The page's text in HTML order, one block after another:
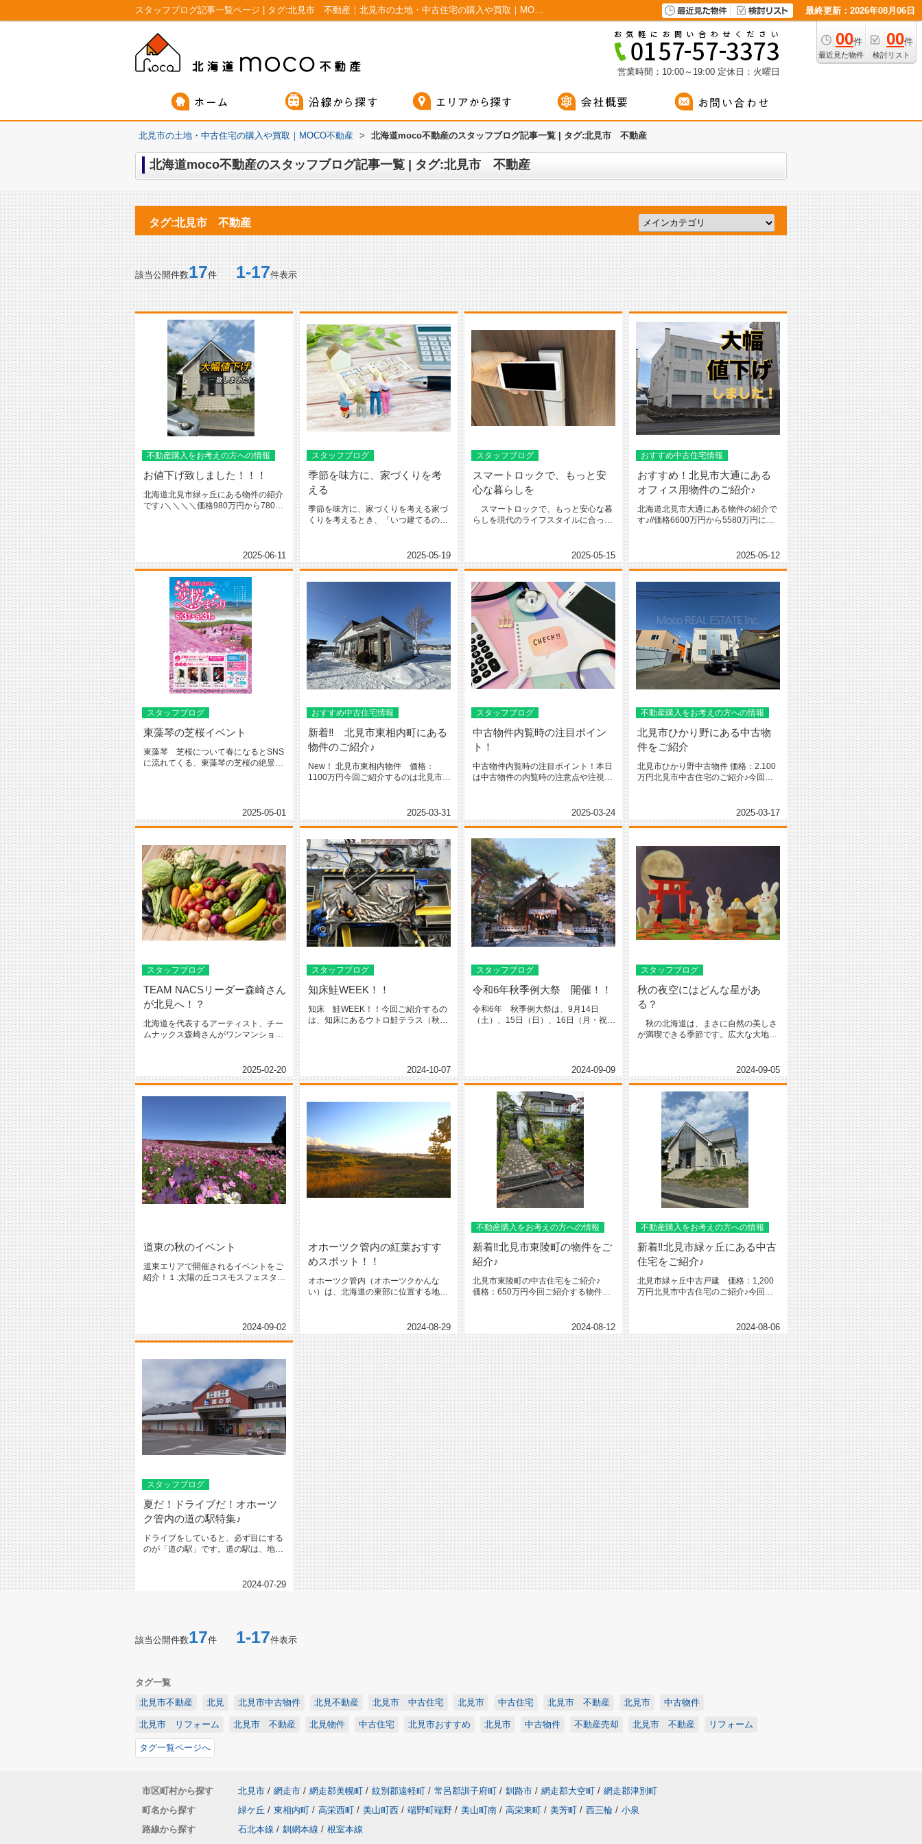
スタッフブログ記事一覧ページ | タグ:北見市 不動産｜北見市の土地・中古住宅の購入や買取｜MOCO不動産 最終更新：2026年08月06日
00件
最近見た物件
00件
検討リスト
営業時間：10:00～19:00 定休日：火曜日
北見市の土地・中古住宅の購入や買取｜MOCO不動産 > 北海道moco不動産のスタッフブログ記事一覧 | タグ:北見市 不動産
北海道moco不動産のスタッフブログ記事一覧 | タグ:北見市 不動産
タグ:北見市 不動産
該当公開件数17件1-17件表示
不動産購入をお考えの方への情報
お値下げ致しました！！！
北海道北見市緑ヶ丘にある物件の紹介
です♪＼＼＼＼価格980万円から780万
2025-06-11
スタッフブログ
季節を味方に、家づくりを考
える
季節を味方に、家づくりを考える家づ
くりを考えるとき、「いつ建てるのが
2025-05-19
スタッフブログ
スマートロックで、もっと安
心な暮らしを
スマートロックで、もっと安心な暮
らしを現代のライフスタイルに合った
2025-05-15
おすすめ中古住宅情報
おすすめ！北見市大通にある
オフィス用物件のご紹介♪
北海道北見市大通にある物件の紹介で
す♪//価格6600万円から5580万円にお
2025-05-12
スタッフブログ
東藻琴の芝桜イベント
東藻琴 芝桜について春になるとSNS
に流れてくる、東藻琴の芝桜の絶景。
2025-05-01
おすすめ中古住宅情報
新着‼ 北見市東相内町にある
物件のご紹介♪
New！ 北見市東相内物件 価格：
1100万円今回ご紹介するのは北見市東
2025-03-31
スタッフブログ
中古物件内覧時の注目ポイン
ト！
中古物件内覧時の注目ポイント！本日
は中古物件の内覧時の注意点や注視す
2025-03-24
不動産購入をお考えの方への情報
北見市ひかり野にある中古物
件をご紹介
北見市ひかり野中古物件 価格：2.100
万円北見市中古住宅のご紹介♪今回ご
2025-03-17
スタッフブログ
TEAM NACSリーダー森崎さん
が北見へ！？
北海道を代表するアーティスト、チー
ムナックス森崎さんがワンマンショー
2025-02-20
スタッフブログ
知床鮭WEEK！！
知床 鮭WEEK！！今回ご紹介するの
は、知床にあるウトロ鮭テラス（秋鮭
2024-10-07
スタッフブログ
令和6年秋季例大祭 開催！！
令和6年 秋季例大祭は、9月14日
（土）、15日（日）、16日（月・祝）
2024-09-09
スタッフブログ
秋の夜空にはどんな星があ
る？
秋の北海道は、まさに自然の美しさ
が満喫できる季節です。広大な大地が
2024-09-05
道東の秋のイベント
道東エリアで開催されるイベントをご
紹介！１.太陽の丘コスモスフェスタ北
2024-09-02
オホーツク管内の紅葉おすす
めスポット！！
オホーツク管内（オホーツクかんな
い）は、北海道の東部に位置する地域
2024-08-29
不動産購入をお考えの方への情報
新着‼北見市東陵町の物件をご
紹介♪
北見市東陵町の中古住宅をご紹介♪
価格：650万円今回ご紹介する物件は
2024-08-12
不動産購入をお考えの方への情報
新着‼北見市緑ヶ丘にある中古
住宅をご紹介♪
北見市緑ヶ丘中古戸建 価格：1,200
万円北見市中古住宅のご紹介♪今回ご
2024-08-06
スタッフブログ
夏だ！ドライブだ！オホーツ
ク管内の道の駅特集♪
ドライブをしていると、必ず目にする
のが「道の駅」です。道の駅は、地域
2024-07-29
該当公開件数17件 1-17件表示
タグ一覧
北見市不動産
北見 北見市中古物件 北見不動産 北見市 中古住宅 北見市 中古住宅 北見市 不動産 北見市 中古物件
北見市 リフォーム 北見市 不動産 北見物件 中古住宅 北見市おすすめ 北見市 中古物件 不動産売却 北見市 不動産 リフォーム
タグ一覧ページへ
市区町村から探す 北見市 / 網走市 / 網走郡美幌町 / 紋別郡遠軽町 / 常呂郡訓子府町 / 釧路市 / 網走郡大空町 / 網走郡津別町
町名から探す
緑ケ丘 / 東相内町 / 高栄西町 / 美山町西 / 端野町端野 / 美山町南 / 高栄東町 / 美芳町 / 西三輪 / 小泉
路線から探す
石北本線 / 釧網本線 / 根室本線